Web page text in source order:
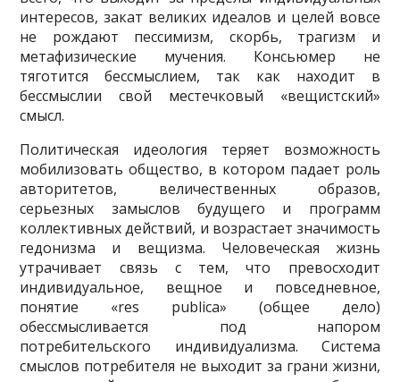
интересов, закат великих идеалов и целей вовсе
не рождают пессимизм, скорбь, трагизм и
метафизические мучения. Консьюмер не
тяготится бессмыслием, так как находит в
бессмыслии свой местечковый «вещистский»
смысл.
Политическая идеология теряет возможность
мобилизовать общество, в котором падает роль
авторитетов, величественных образов,
серьезных замыслов будущего и программ
коллективных действий, и возрастает значимость
гедонизма и вещизма. Человеческая жизнь
утрачивает связь с тем, что превосходит
индивидуальное, вещное и повседневное,
понятие «res publica» (общее дело)
обессмысливается под напором
потребительского индивидуализма. Система
смыслов потребителя не выходит за грани жизни,